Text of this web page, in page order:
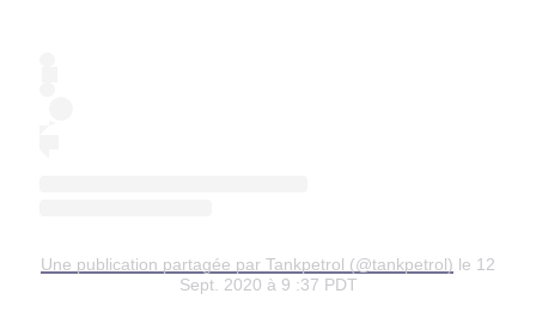
Une publication partagée par Tankpetrol (@tankpetrol) le 12
Sept. 2020 à 9 :37 PDT